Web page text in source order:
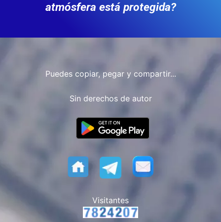
atmósfera está protegida?
Puedes copiar, pegar y compartir...
Sin derechos de autor
Visitantes